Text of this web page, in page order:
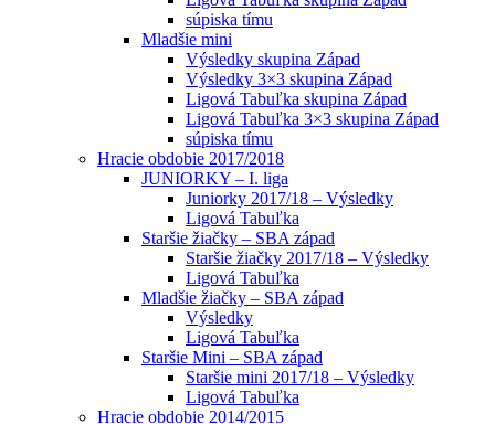
súpiska tímu
Mladšie mini
Výsledky skupina Západ
Výsledky 3×3 skupina Západ
Ligová Tabuľka skupina Západ
Ligová Tabuľka 3×3 skupina Západ
súpiska tímu
Hracie obdobie 2017/2018
JUNIORKY – I. liga
Juniorky 2017/18 – Výsledky
Ligová Tabuľka
Staršie žiačky – SBA západ
Staršie žiačky 2017/18 – Výsledky
Ligová Tabuľka
Mladšie žiačky – SBA západ
Výsledky
Ligová Tabuľka
Staršie Mini – SBA západ
Staršie mini 2017/18 – Výsledky
Ligová Tabuľka
Hracie obdobie 2014/2015